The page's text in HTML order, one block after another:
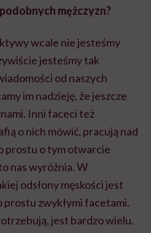
mężczyzn?
wcale nie jesteśmy
jesteśmy tak
od naszych
im nadzieję, że jeszcze
Inni faceci też
o nich mówić, pracują nad
prostu o tym otwarcie
nas wyróżnia. W
odsłony męskości jest
prostu zwykłymi facetami.
jest bardzo wielu.